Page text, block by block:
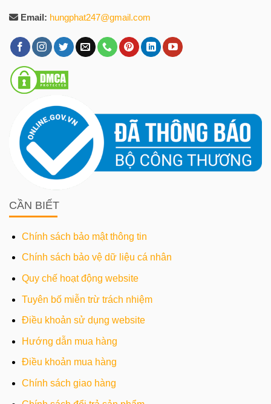
Email: hungphat247@gmail.com
CẦN BIẾT
Chính sách bảo mật thông tin
Chính sách bảo vệ dữ liệu cá nhân
Quy chế hoạt động website
Tuyên bố miễn trừ trách nhiệm
Điều khoản sử dụng website
Hướng dẫn mua hàng
Điều khoản mua hàng
Chính sách giao hàng